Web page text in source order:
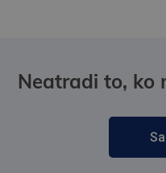
Neatradi to, ko